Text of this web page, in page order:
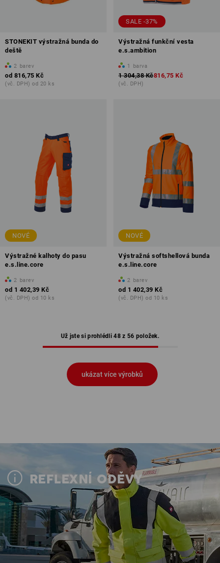
STONEKIT výstražná bunda do
deště
2 barev
od 816,75 Kč
(vč. DPH) od 20 ks
SALE -37%
Výstražná funkční vesta
e.s.ambition
1 barva
1 304,38 Kč816,75 Kč
(vč. DPH)
NOVÉ
Výstražné kalhoty do pasu
e.s.line.core
2 barev
od 1 402,39 Kč
(vč. DPH) od 10 ks
NOVÉ
Výstražná softshellová bunda
e.s.line.core
2 barev
od 1 402,39 Kč
(vč. DPH) od 10 ks
Už jste si prohlédli 48 z 56 položek.
ukázat více výrobků
REFLEXNÍ ODĚVY